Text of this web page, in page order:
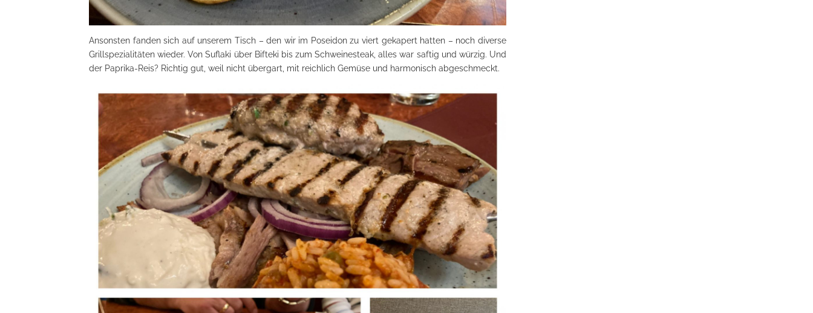
Ansonsten fanden sich auf unserem Tisch – den wir im Poseidon zu viert gekapert hatten – noch diverse
Grillspezialitäten wieder. Von Suflaki über Bifteki bis zum Schweinesteak, alles war saftig und würzig. Und
der Paprika-Reis? Richtig gut, weil nicht übergart, mit reichlich Gemüse und harmonisch abgeschmeckt.